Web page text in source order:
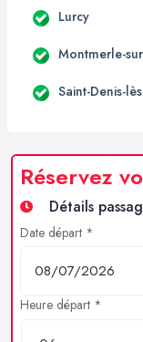
Lurcy
Montmerle-
Saint-Denis-
Réservez
Détails
Date départ *
Heure départ *